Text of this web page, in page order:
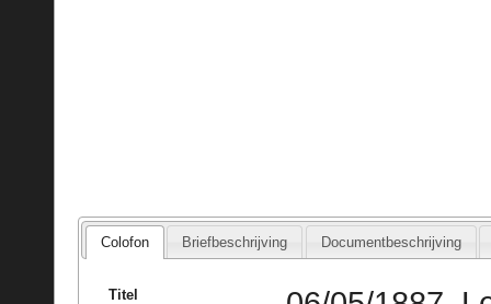
Colofon Briefbeschrijving Documentbeschrijving
Titel